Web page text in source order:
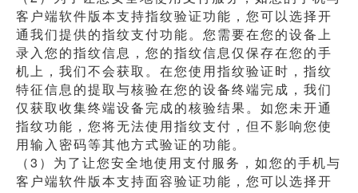
客户端软件版本支持指纹验证功能，您可以选择开
通我们提供的指纹支付功能。您需要在您的设备上
录入您的指纹信息，您的指纹信息仅保存在您的手
机上，我们不会获取。在您使用指纹验证时，指纹
特征信息的提取与核验在您的设备终端完成，我们
仅获取收集终端设备完成的核验结果。如您未开通
指纹功能，您将无法使用指纹支付，但不影响您使
用输入密码等其他方式验证的功能。
（3）为了让您安全地使用支付服务，如您的手机与
客户端软件版本支持面容验证功能，您可以选择开